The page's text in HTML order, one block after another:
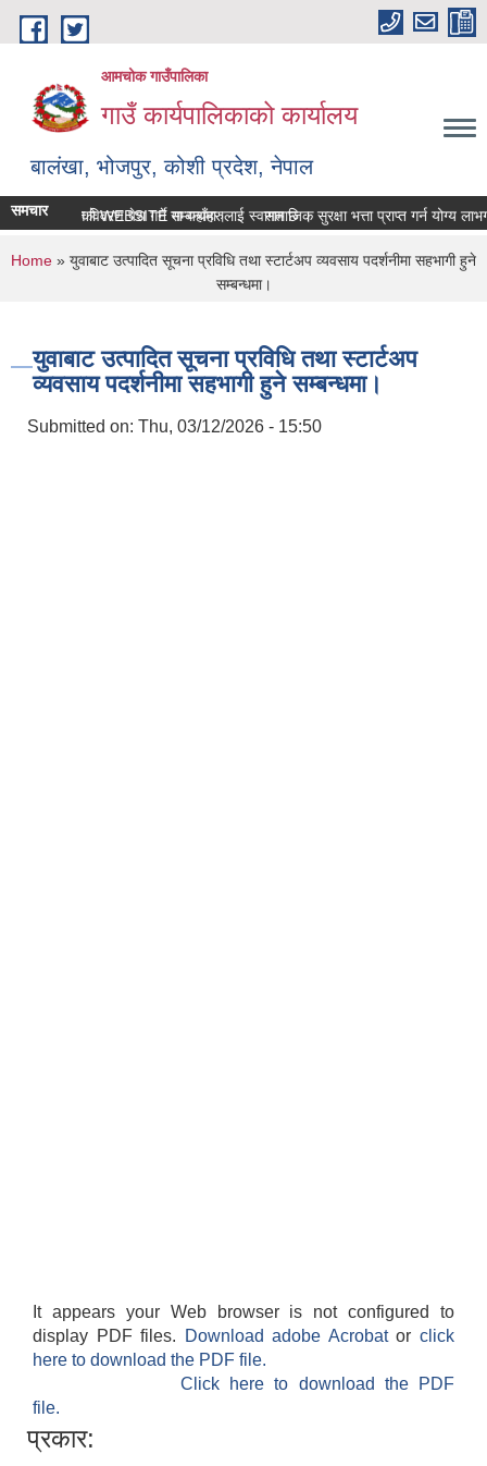
Skip to main content
आमचोक गाउँपालिका
गाउँ कार्यपालिकाको कार्यालय
बालंखा, भोजपुर, कोशी प्रदेश, नेपाल
गउँपालिकाको WEBSITE मा यहाँहरुलाई स्वागत छ ।
समचारसम्पत्ति विवरण पेश गर्ने सम्बन्धमा। सामाजिक सुरक्षा भत्ता प्राप्‍त गर्न योग्य
You are here
Home » युवाबाट उत्पादित सूचना प्रविधि तथा स्टार्टअप व्यवसाय पदर्शनीमा सहभागी हुने
सम्बन्धमा।
युवाबाट उत्पादित सूचना प्रविधि तथा स्टार्टअप
व्यवसाय पदर्शनीमा सहभागी हुने सम्बन्धमा।
Submitted on: Thu, 03/12/2026 - 15:50
It appears your Web browser is not configured to
display PDF files.
Download adobe Acrobatorclick
here to download the PDF file.
Click here to download the PDF
file.
प्रकार: